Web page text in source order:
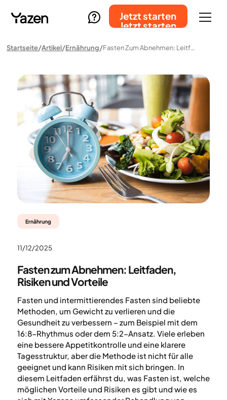
Jetzt starten
Jetzt starten
Startseite Artikel Ernährung Fasten Zum Abnehmen: Leitfaden, Risiken Und Vorteile
Ernährung
11/12/2025
Fasten zum Abnehmen: Leitfaden,
Risiken und Vorteile
Fasten und intermittierendes Fasten sind beliebte
Methoden, um Gewicht zu verlieren und die
Gesundheit zu verbessern – zum Beispiel mit dem
16:8-Rhythmus oder dem 5:2-Ansatz. Viele erleben
eine bessere Appetitkontrolle und eine klarere
Tagesstruktur, aber die Methode ist nicht für alle
geeignet und kann Risiken mit sich bringen. In
diesem Leitfaden erfährst du, was Fasten ist, welche
möglichen Vorteile und Risiken es gibt und wie es